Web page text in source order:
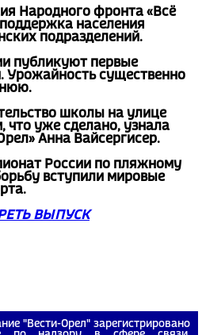
Народного фронта «Всё
населения
подразделений.
публикуют первые
Урожайность существенно
школы на улице
что уже сделано, узнала
Анна Вайсергисер.
России по пляжному
вступили мировые
ВЫПУСК
"Вести-Орел" зарегистрировано